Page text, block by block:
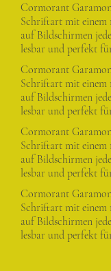
Cormorant
Schriftart mit einem
auf Bildschirmen
lesbar und perfekt
Cormorant
Schriftart mit einem
auf Bildschirmen
lesbar und perfekt
Cormorant
Schriftart mit einem
auf Bildschirmen
lesbar und perfekt
Cormorant
Schriftart mit einem
auf Bildschirmen
lesbar und perfekt